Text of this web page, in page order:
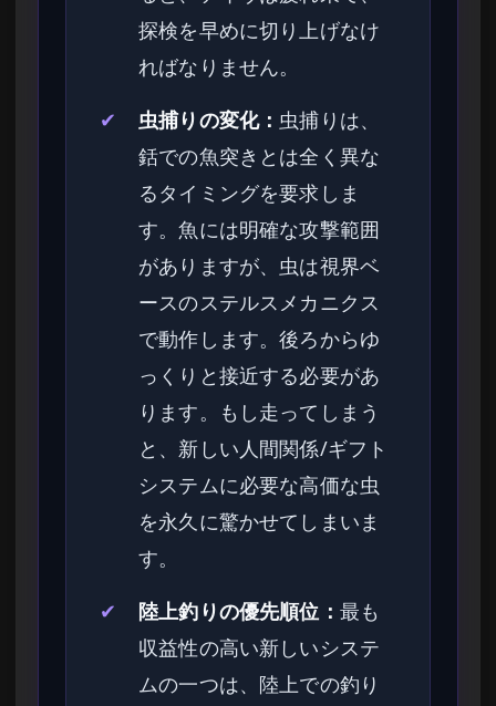
探検を早めに切り上げなけ
ればなりません。
✔
虫捕りの変化： 虫捕りは、
銛での魚突きとは全く異な
るタイミングを要求しま
す。魚には明確な攻撃範囲
がありますが、虫は視界ベ
ースのステルスメカニクス
で動作します。後ろからゆ
っくりと接近する必要があ
ります。もし走ってしまう
と、新しい人間関係/ギフト
システムに必要な高価な虫
を永久に驚かせてしまいま
す。
✔
陸上釣りの優先順位： 最も
収益性の高い新しいシステ
ムの一つは、陸上での釣り